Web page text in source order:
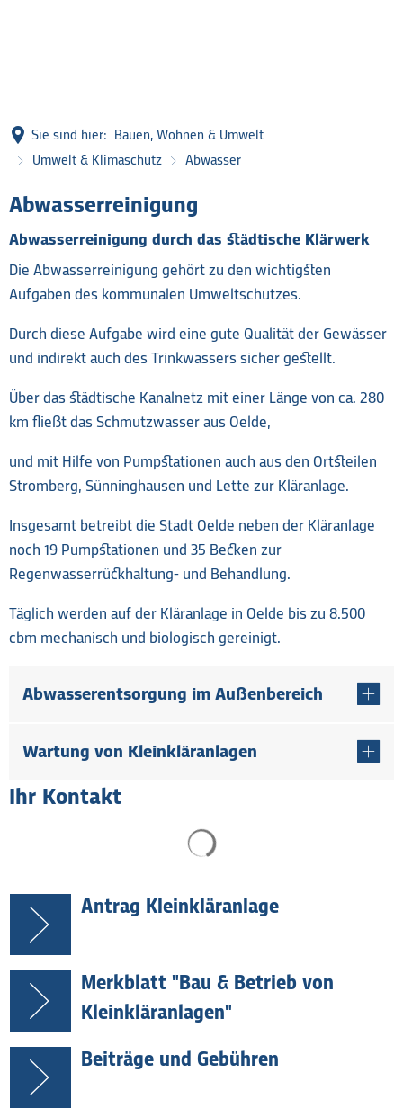
Sie sind hier:
Bauen, Wohnen & Umwelt
Umwelt & Klimaschutz
Abwasser
Abwasser
Abwasserreinigung
Abwasserreinigung durch das städtische Klärwerk
Die Abwasserreinigung gehört zu den wichtigsten
Aufgaben des kommunalen Umweltschutzes.
Durch diese Aufgabe wird eine gute Qualität der Gewässer
und indirekt auch des Trinkwassers sicher gestellt.
Über das städtische Kanalnetz mit einer Länge von ca. 280
km fließt das Schmutzwasser aus Oelde,
und mit Hilfe von Pumpstationen auch aus den Ortsteilen
Stromberg, Sünninghausen und Lette zur Kläranlage.
Insgesamt betreibt die Stadt Oelde neben der Kläranlage
noch 19 Pumpstationen und 35 Becken zur
Regenwasserrückhaltung- und Behandlung.
Täglich werden auf der Kläranlage in Oelde bis zu 8.500
cbm mechanisch und biologisch gereinigt.
Abwasserentsorgung im Außenbereich
Wartung von Kleinkläranlagen
Ihr Kontakt
Antrag Kleinkläranlage
Merkblatt "Bau & Betrieb von
Kleinkläranlagen"
Beiträge und Gebühren